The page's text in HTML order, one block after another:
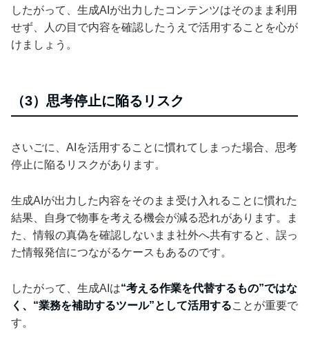
したがって、生成AIが出力したコンテンツはそのまま利用
せず、人の目で内容を確認したうえで活用することを心が
けましょう。
（3）思考停止に陥るリスク
さいごに、AIを活用することに慣れてしまった場合、思考
停止に陥るリスクがあります。
生成AIが出力した内容をそのまま受け入れることに慣れた
結果、自身で物事を考える機会が減る恐れがあります。ま
た、情報の真偽を確認しないまま社外へ共有すると、誤っ
た情報発信につながるケースもあるのです。
したがって、生成AIは“考える作業を代替するもの”ではな
く、“業務を補助するツール”として活用することが重要で
す。